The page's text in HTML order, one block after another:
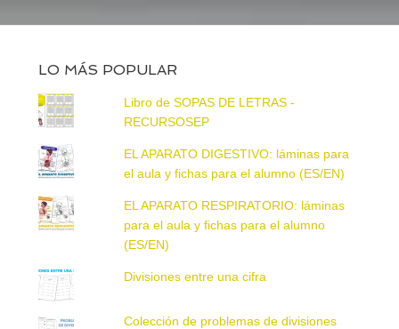
LO MÁS POPULAR
Libro de SOPAS DE LETRAS -
RECURSOSEP
EL APARATO DIGESTIVO: láminas para
el aula y fichas para el alumno (ES/EN)
EL APARATO RESPIRATORIO: láminas
para el aula y fichas para el alumno
(ES/EN)
Divisiones entre una cifra
Colección de problemas de divisiones